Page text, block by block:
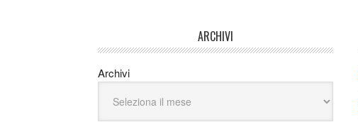
ARCHIVI
Archivi